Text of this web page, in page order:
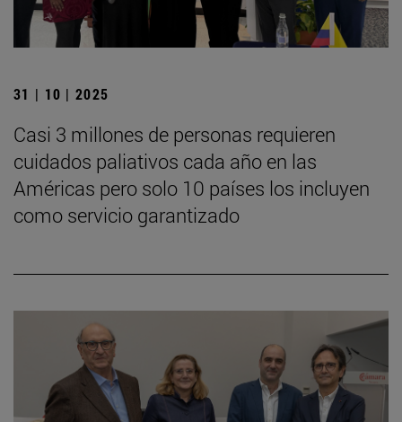
31 | 10 | 2025
Casi 3 millones de personas requieren
cuidados paliativos cada año en las
Américas pero solo 10 países los incluyen
como servicio garantizado